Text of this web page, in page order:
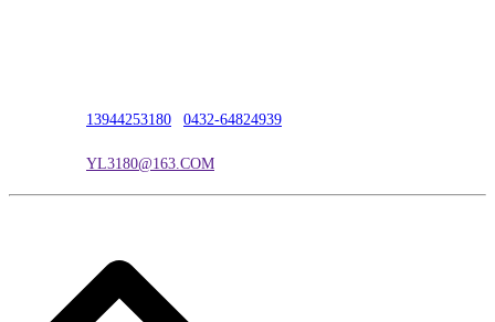
13944253180 0432-64824939
YL3180@163.COM